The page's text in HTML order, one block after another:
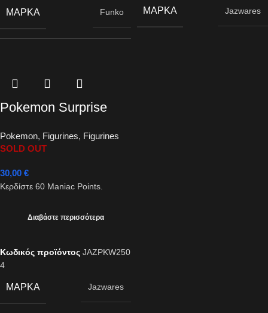
ΜΆΡΚΑ Funko ΜΆΡΚΑ Jazwares
Pokemon Surprise
bulbasaur with Poke
Repeat Ball
Pokemon, Figurines, Figurines
SOLD OUT
30,00 €
Κερδίστε 60 Maniac Points.
Διαβάστε περισσότερα
Κωδικός προϊόντος JAZPKW250
4
ΜΆΡΚΑ Jazwares